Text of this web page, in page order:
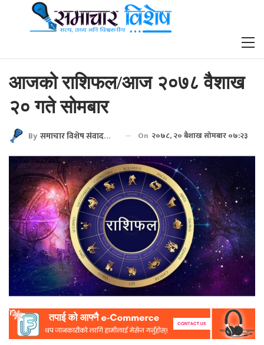
आजको राशिफल/आज २०७८ वैशाख
२० गते सोमबार
By समाचार विशेष संवाददाता On २०७८, २० बैशाख सोमबार ०७:२३